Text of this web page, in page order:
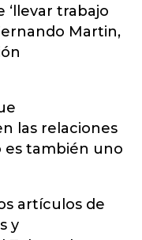
trabajo
Martin,
las relaciones
es también uno
artículos de
y